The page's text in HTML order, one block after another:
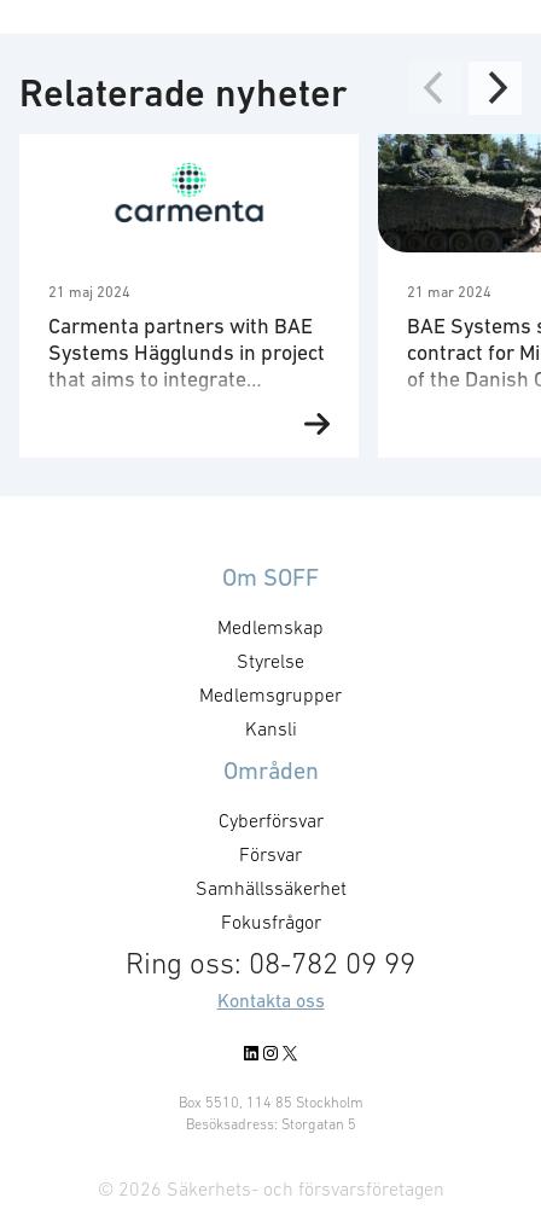
Relaterade nyheter
21 maj 2024
Carmenta partners with BAE
Systems Hägglunds in project
that aims to integrate
integrating autonomous drone
combat vehicle – CV90. The
objective is extended sensor
reach and situational awareness.
advanced 3D mission planning of
21 mar 2024
BAE Systems
contract for
of the Danish
Om SOFF
Medlemskap
Styrelse
Medlemsgrupper
Kansli
Områden
Cyberförsvar
Försvar
Samhällssäkerhet
Fokusfrågor
Ring oss: 08-782 09 99
Kontakta oss
LinkedIn
Instagram
X
Box 5510, 114 85 Stockholm
Besöksadress: Storgatan 5
© 2026 Säkerhets- och försvarsföretagen